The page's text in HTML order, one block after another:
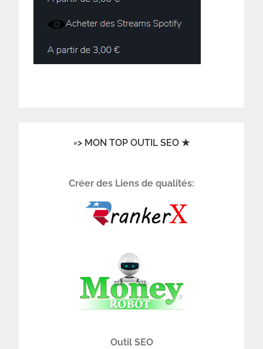
=> MON TOP OUTIL SEO ★
Créer des Liens de qualités:
Outil SEO